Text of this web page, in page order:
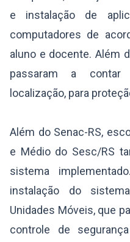
e instalação de
computadores de
aluno e docente. Além
passaram a contar
localização, para
Além do Senac-RS,
e Médio do Sesc/RS
sistema
instalação do
Unidades Móveis, que
controle de